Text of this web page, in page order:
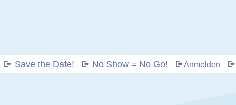
Save the Date! No Show = No Go! Anmelden